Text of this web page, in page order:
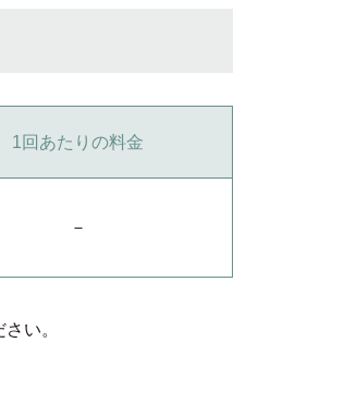
1回あたりの料金
－
い。